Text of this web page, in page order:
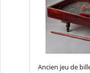
Ancien jeu de